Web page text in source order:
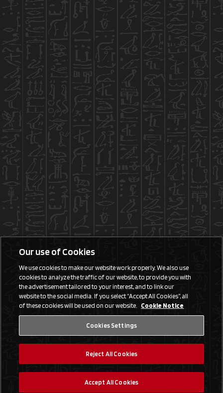
Our use of Cookies
We use cookies to make our website work properly. We also use
cookies to analyze the traffic of our website, to provide you with
the advertisement tailored to your interest, and to link our
website to the social media. If you select “Accept All Cookies”, all
of these cookies will be used on our website. Cookie Notice
Cookies Settings
Reject All Cookies
Accept All Cookies